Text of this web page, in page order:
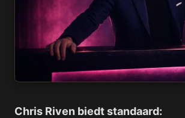
Chris Riven biedt standaard: